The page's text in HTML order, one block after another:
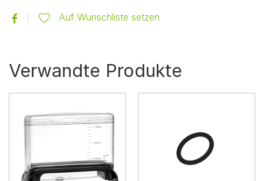
Auf Wunschliste setzen
Verwandte Produkte